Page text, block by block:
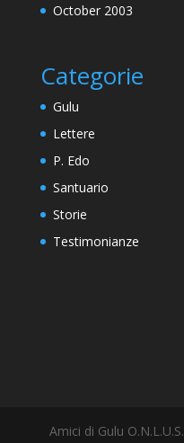
October 2003
Categorie
Gulu
Lettere
P. Edo
Santuario
Storie
Testimonianze
Amici di Gulu